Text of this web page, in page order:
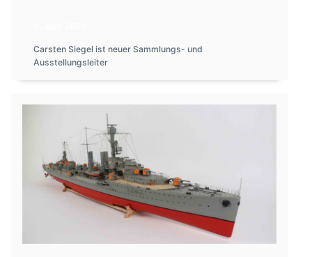
Carsten Siegel ist neuer Sammlungs- und
Ausstellungsleiter